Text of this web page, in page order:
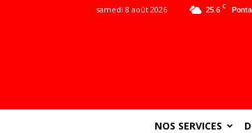
25.6 C
samedi 8 août 2026
NOS SERVICES